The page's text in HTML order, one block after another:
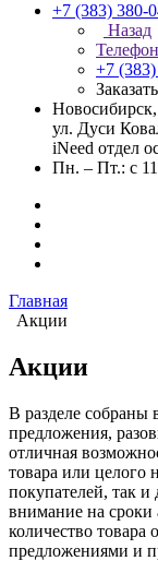
+7 (383) 380-
Назад
+7
Новосибирск,
ул. Дуси
iNeed отдел
Пн. – Пт.: с
Главная
Акции
Акции
В разделе собраны
предложения,
отличная
товара или целого
покупателей, так
внимание на сроки
количество
предложениями и